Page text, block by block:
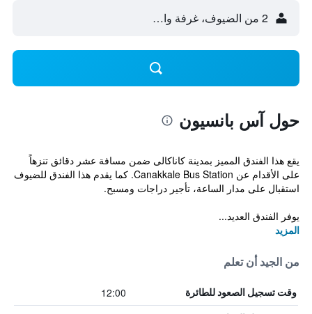
2 من الضيوف، غرفة واحدة
حول آس بانسيون
يقع هذا الفندق المميز بمدينة كاناكالى ضمن مسافة عشر دقائق تنزهاً
على الأقدام عن Canakkale Bus Station. كما يقدم هذا الفندق للضيوف
استقبال على مدار الساعة، تأجير دراجات ومسبح.
يوفر الفندق العديد...
المزيد
من الجيد أن تعلم
وقت تسجيل الصعود للطائرة 12:00